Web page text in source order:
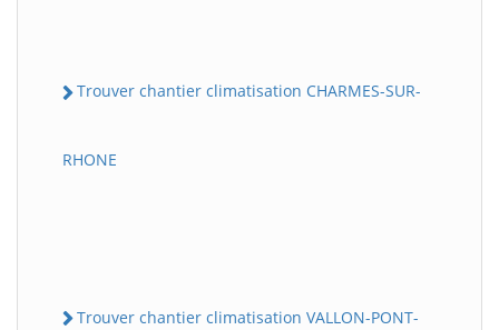
Trouver chantier climatisation CHARMES-SUR-
RHONE
Trouver chantier climatisation VALLON-PONT-